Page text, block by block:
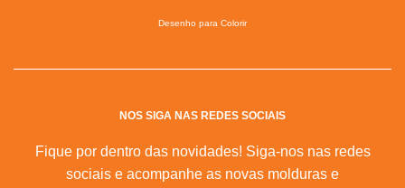
Desenho para Colorir
NOS SIGA NAS REDES SOCIAIS
Fique por dentro das novidades! Siga-nos nas redes
sociais e acompanhe as novas molduras e